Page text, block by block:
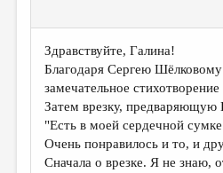
Здравствуйте, Галина!
Благодаря Сергею
замечательное
Затем врезку, предваряющую
"Есть в моей сердечной
Очень понравилось и то, и
Сначала о врезке. Я не знаю,